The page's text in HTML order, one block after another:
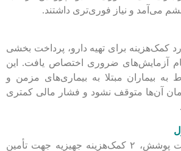
می‌آمد و نیاز فوری‌تری داشتند.
درمان، ۴ مورد کمک‌هزینه برای تهیه دارو، پرداخت بخشی
آزمایش‌های ضروری اختصاص یافت. این
به بیماران مبتلا به بیماری‌های مزمن و
آن‌ها متوقف نشود و فشار مالی کمتری
برای دو نوعروس تحت پوشش، ۲ کمک‌هزینه جهیزیه جهت تأمین